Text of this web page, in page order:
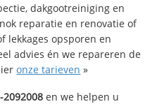
dakgootreiniging en
reparatie en renovatie of
lekkages opsporen en
advies én we repareren de
onze tarieven »
2092008 en we helpen u